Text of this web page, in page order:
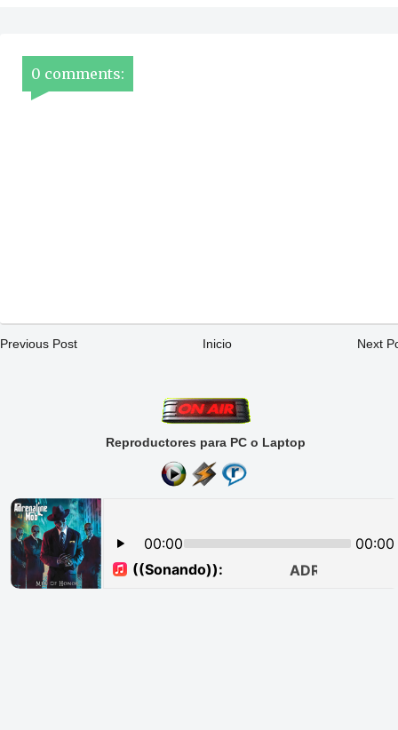
0 comments:
Previous Post Inicio Next
Reproductores para PC o Laptop